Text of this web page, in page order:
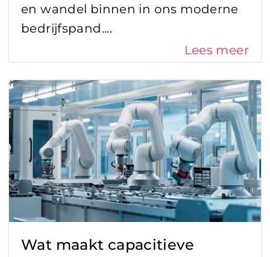
en wandel binnen in ons moderne
bedrijfspand....
Lees meer
Wat maakt capacitieve